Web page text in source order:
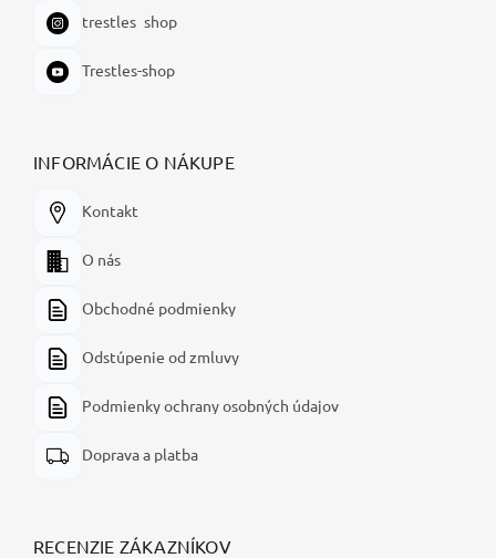
trestles_shop
Trestles-shop
INFORMÁCIE O NÁKUPE
Kontakt
O nás
Obchodné podmienky
Odstúpenie od zmluvy
Podmienky ochrany osobných údajov
Doprava a platba
RECENZIE ZÁKAZNÍKOV